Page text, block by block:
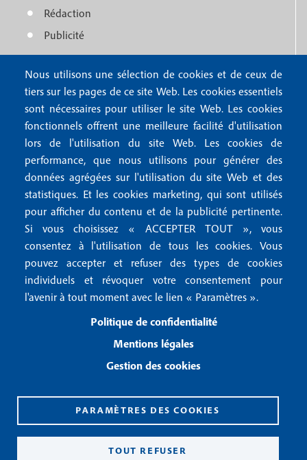
Nous utilisons une sélection de cookies et de ceux de
tiers sur les pages de ce site Web. Les cookies essentiels
sont nécessaires pour utiliser le site Web. Les cookies
fonctionnels offrent une meilleure facilité d'utilisation
lors de l'utilisation du site Web. Les cookies de
performance, que nous utilisons pour générer des
données agrégées sur l'utilisation du site Web et des
statistiques. Et les cookies marketing, qui sont utilisés
pour afficher du contenu et de la publicité pertinente.
Si vous choisissez « ACCEPTER TOUT », vous
consentez à l'utilisation de tous les cookies. Vous
pouvez accepter et refuser des types de cookies
individuels et révoquer votre consentement pour
l'avenir à tout moment avec le lien « Paramètres ».
Politique de confidentialité
Mentions légales
Gestion des cookies
PARAMÈTRES DES COOKIES
TOUT REFUSER
r
o
Rédaction
Publicité
M
FAQ
Mentions légales
Mentions RGPD
Conditions générales de vente
Conditions générales d'utilisation
Gestion des cookies
Recevoir notre newsletter